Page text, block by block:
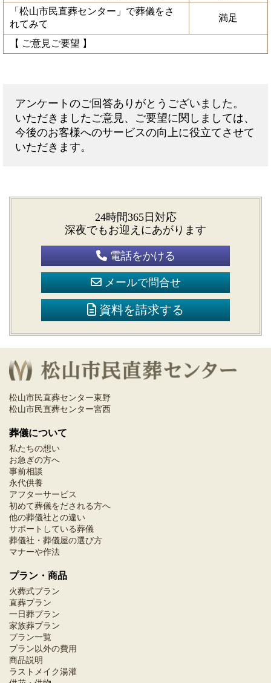
「松山市民直葬センター」で葬儀をさ
れてみて
満足
【 ご意見ご要望 】
アンケートのご回答ありがとうございました。
いただきましたご意見、ご要望に関しましては、
今後のお客様へのサービスの向上に役立てさせて
いただきます。
24時間365日対応
深夜でもお迎えにあがります
電話をかける
メールで問合せ
資料を請求する
松山市民直葬センター東野
松山市民直葬センター宮西
葬儀について
私たちの想い
お急ぎの方へ
事前相談
永代供養
アフターサービス
初めて葬儀をだされる方へ
他の葬儀社との違い
サポートしている葬儀
葬儀社・葬儀屋の選び方
マナーや作法
プラン・商品
火葬式プラン
直葬プラン
一日葬プラン
家族葬プラン
プラン一覧
プラン以外の費用
商品説明
ラストメイク湯灌